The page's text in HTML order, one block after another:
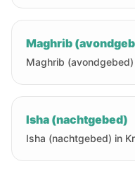
Maghrib
Maghrib
Isha (nachtgebed)
Isha (nachtgebed) in